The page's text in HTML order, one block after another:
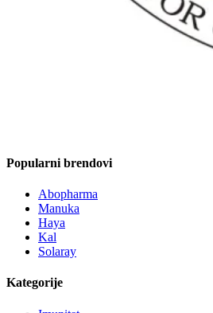
Popularni brendovi
Abopharma
Manuka
Haya
Kal
Solaray
Kategorije